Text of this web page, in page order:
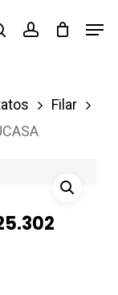
buscaraccount
Filar